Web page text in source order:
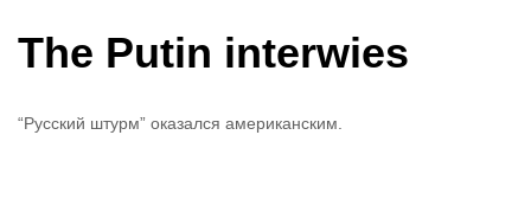
The Putin interwies
“Русский штурм” оказался американским.